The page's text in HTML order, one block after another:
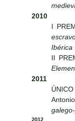
2010
I
Ibérica
II
2011
2012